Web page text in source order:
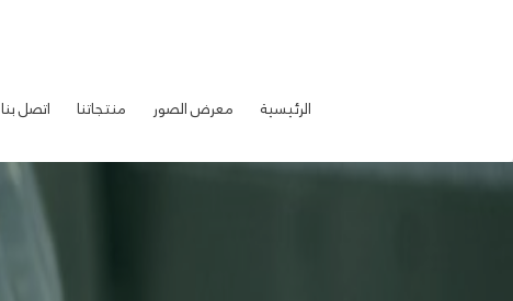
الرئيسية معرض الصور منتجاتنا اتصل بنا